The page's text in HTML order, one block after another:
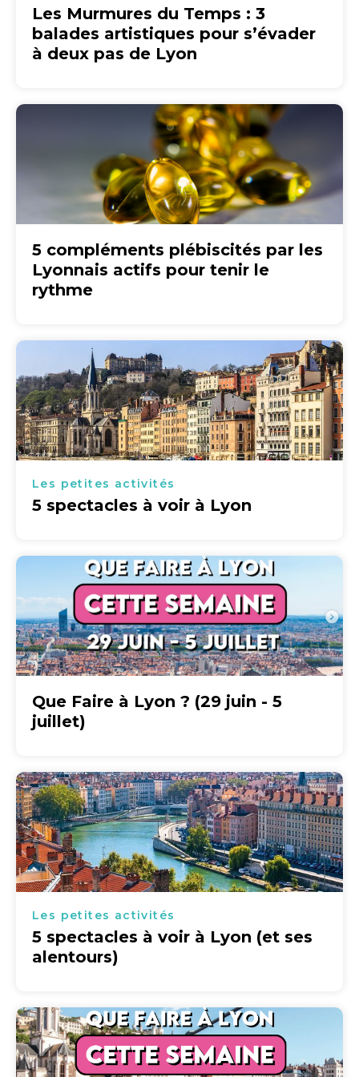
Les Murmures du Temps : 3
balades artistiques pour s’évader
à deux pas de Lyon
5 compléments plébiscités par les
Lyonnais actifs pour tenir le
rythme
Les petites activités
5 spectacles à voir à Lyon
Que Faire à Lyon ? (29 juin - 5
juillet)
Les petites activités
5 spectacles à voir à Lyon (et ses
alentours)